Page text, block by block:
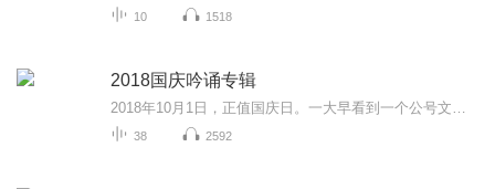
10 1518
2018国庆吟诵专辑
38 2592